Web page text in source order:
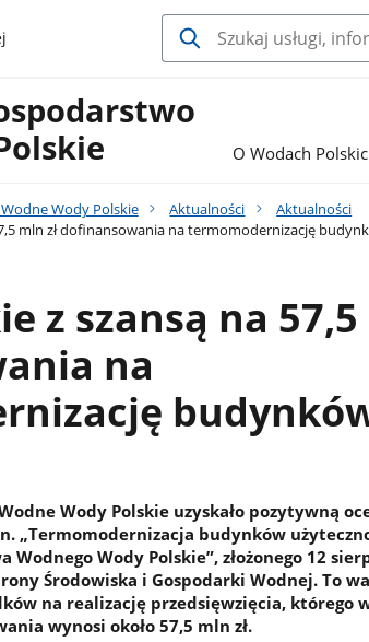
O Wodach
Wody Polskie Aktualności
Aktualności
mln zł dofinansowania na termomodernizację
z szansą na 57,5
na
Wody Polskie uzyskało pozytywną
„Termomodernizacja budynków
Wodnego Wody Polskie”, złożonego 12
Środowiska i Gospodarki Wodnej. To
na realizację przedsięwzięcia, którego
wynosi około 57,5 mln zł.